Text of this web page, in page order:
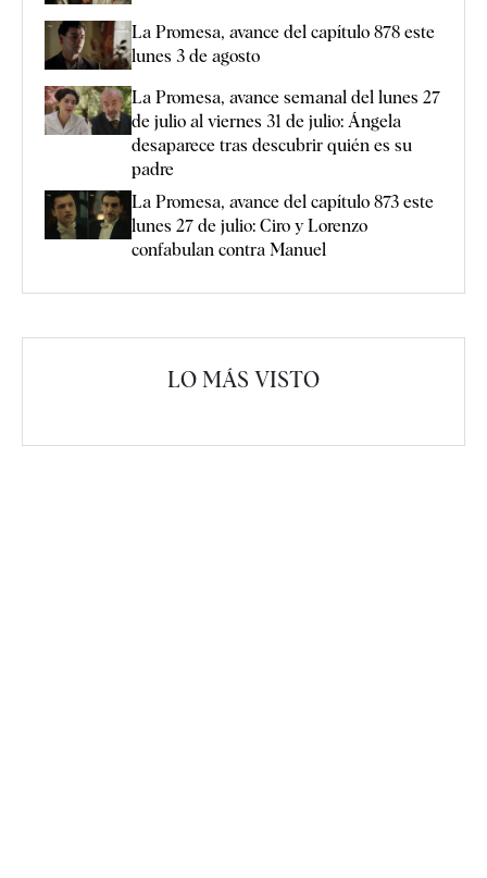
La Promesa, avance del capítulo 878 este
lunes 3 de agosto
La Promesa, avance semanal del lunes 27
de julio al viernes 31 de julio: Ángela
desaparece tras descubrir quién es su
padre
La Promesa, avance del capítulo 873 este
lunes 27 de julio: Ciro y Lorenzo
confabulan contra Manuel
LO MÁS VISTO